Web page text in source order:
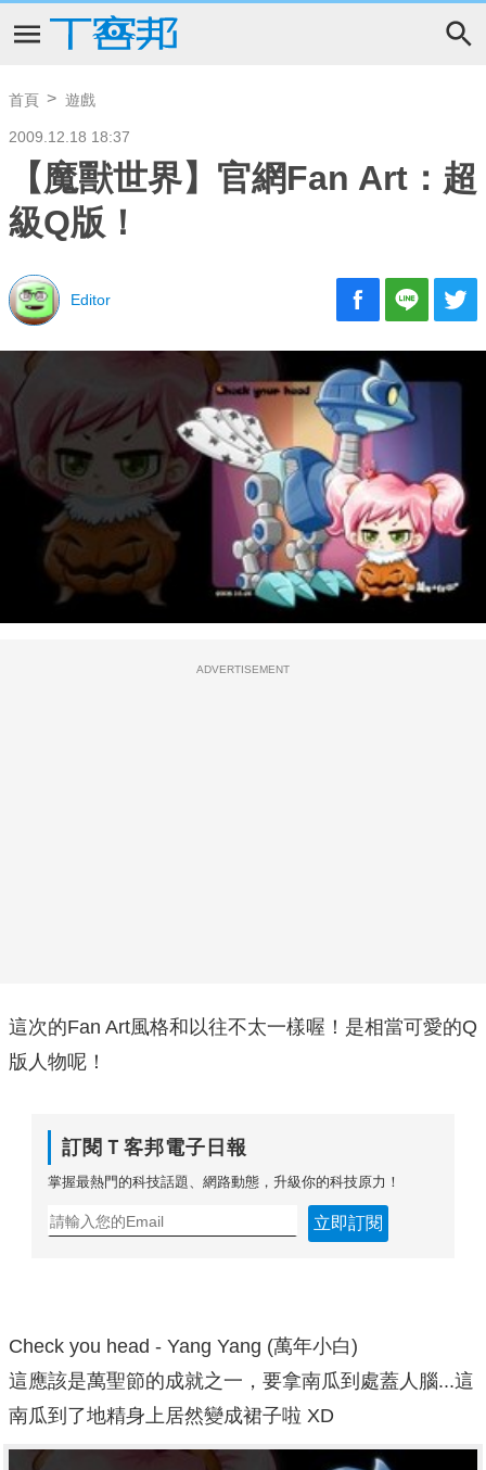
首頁 遊戲
2009.12.18 18:37
【魔獸世界】官網Fan Art：超
級Q版！
Editor
ADVERTISEMENT
這次的Fan Art風格和以往不太一樣喔！是相當可愛的Q
版人物呢！
訂閱Ｔ客邦電子日報
掌握最熱門的科技話題、網路動態，升級你的科技原力！
立即訂閱
Check you head - Yang Yang (萬年小白)
這應該是萬聖節的成就之一，要拿南瓜到處蓋人腦...這
南瓜到了地精身上居然變成裙子啦 XD